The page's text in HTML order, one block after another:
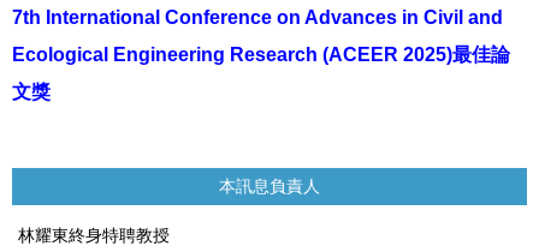
7th International Conference on Advances in Civil and
Ecological Engineering Research (ACEER 2025)最佳論
文獎
本訊息負責人
林耀東終身特聘教授